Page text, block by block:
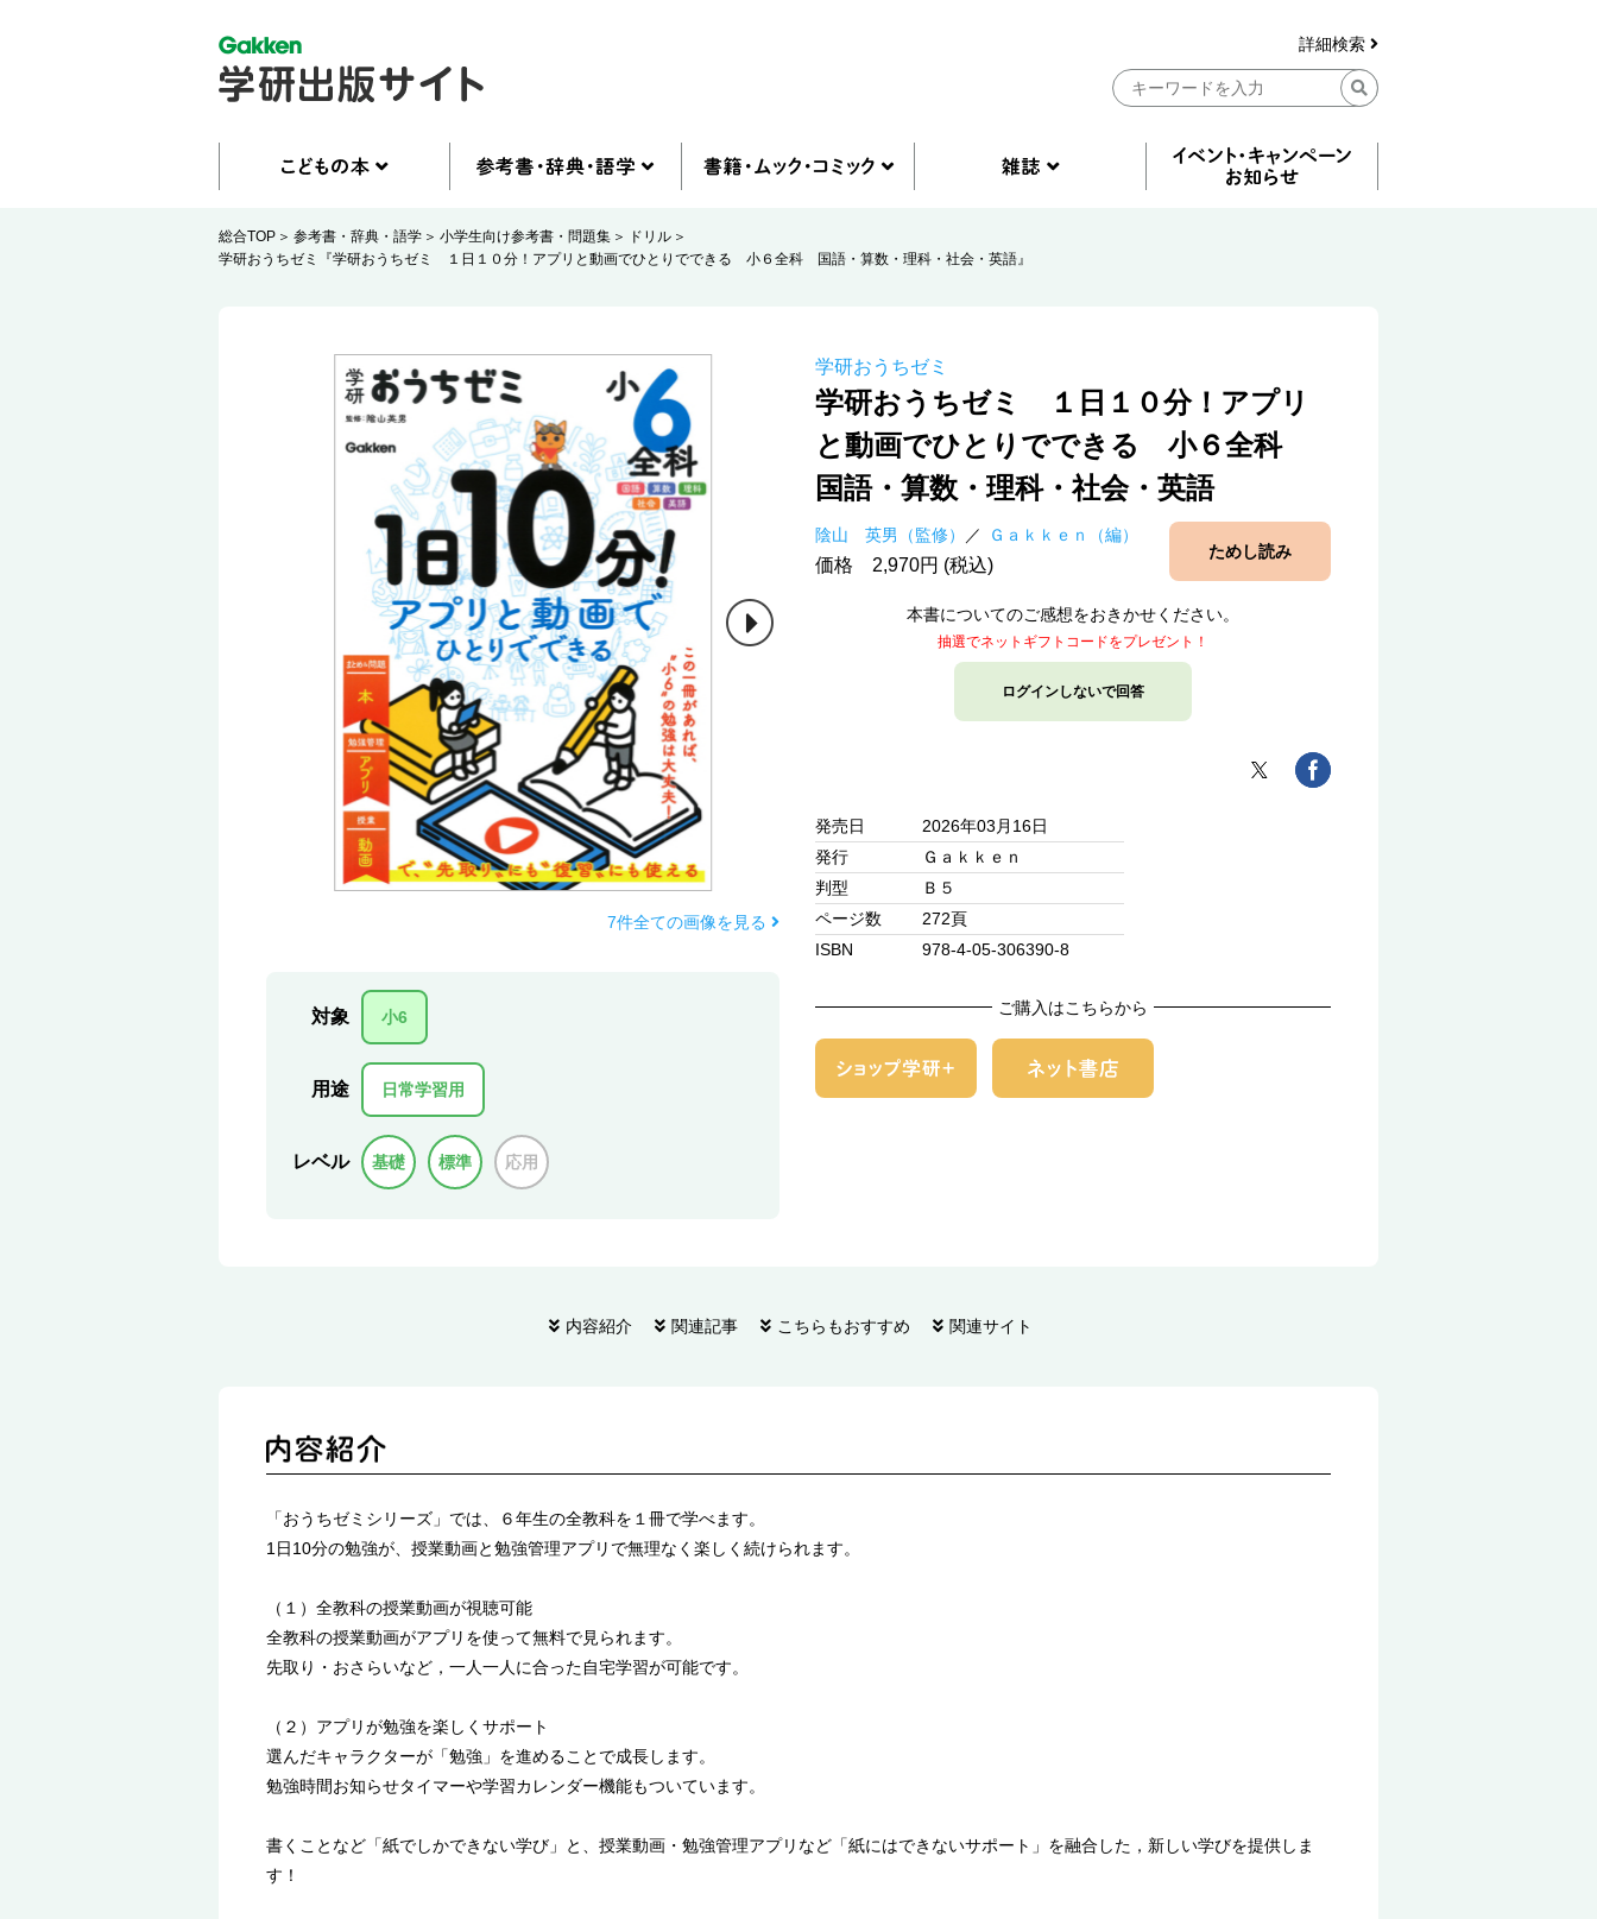
詳細検索
総合TOP 参考書・辞典・語学 小学生向け参考書・問題集
ドリル
学研おうちゼミ『学研おうちゼミ １日１０分！アプリと動画でひとりでできる 小６全科 国語・算数・理科・社会・英語』
7件全ての画像を見る
対象 小6
用途 日常学習用
レベル 基礎 標準 応用
学研おうちゼミ
学研おうちゼミ １日１０分！アプリ
と動画でひとりでできる 小６全科
国語・算数・理科・社会・英語
ためし読み
陰山 英男（監修） Ｇａｋｋｅｎ（編）
価格 2,970円 (税込)
本書についてのご感想をおきかせください。
抽選でネットギフトコードをプレゼント！
ログインしないで回答
発売日
2026年03月16日
発行
Ｇａｋｋｅｎ
判型
Ｂ５
ページ数
272頁
ISBN
978-4-05-306390-8
ご購入はこちらから
内容紹介 関連記事 こちらもおすすめ 関連サイト
「おうちゼミシリーズ」では、６年生の全教科を１冊で学べます。
1日10分の勉強が、授業動画と勉強管理アプリで無理なく楽しく続けられます。
（１）全教科の授業動画が視聴可能
全教科の授業動画がアプリを使って無料で見られます。
先取り・おさらいなど，一人一人に合った自宅学習が可能です。
（２）アプリが勉強を楽しくサポート
選んだキャラクターが「勉強」を進めることで成長します。
勉強時間お知らせタイマーや学習カレンダー機能もついています。
書くことなど「紙でしかできない学び」と、授業動画・勉強管理アプリなど「紙にはできないサポート」を融合した，新しい学びを提供しま
す！